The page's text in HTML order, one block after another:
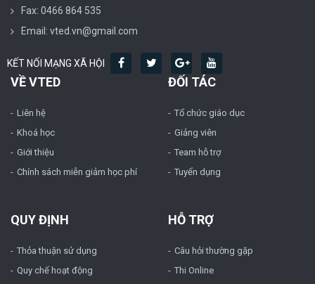
Fax: 0466 864 535
Email: vted.vn@gmail.com
KẾT NỐI MẠNG XÃ HỘI
VỀ VTED
Liên hệ
Khoá học
Giới thiệu
Chính sách miễn giảm học phí
ĐỐI TÁC
Tổ chức giáo dục
Giảng viên
Team hỗ trợ
Tuyển dụng
QUY ĐỊNH
Thỏa thuận sử dụng
Quy chế hoạt động
HỖ TRỢ
Câu hỏi thường gặp
Thi Online